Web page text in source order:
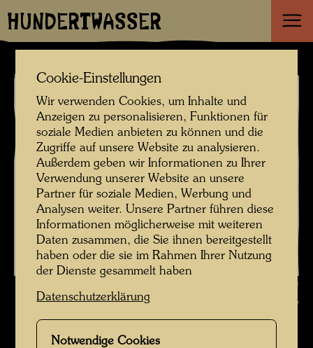
HUNDERTWASSER
Das Schiff Regentag , Fotograf: Unbekannt Unknown ©
Hundertwasser Archiv
Das Schiff Regentag 1968-1999
Cookie-Einstellungen
Wir verwenden Cookies, um Inhalte und
Anzeigen zu personalisieren, Funktionen für
soziale Medien anbieten zu können und die
Zugriffe auf unsere Website zu analysieren.
Außerdem geben wir Informationen zu Ihrer
Verwendung unserer Website an unsere
Partner für soziale Medien, Werbung und
Analysen weiter. Unsere Partner führen diese
Informationen möglicherweise mit weiteren
Daten zusammen, die Sie ihnen bereitgestellt
haben oder die sie im Rahmen Ihrer Nutzung
der Dienste gesammelt haben
Datenschutzerklärung
Notwendige Cookies